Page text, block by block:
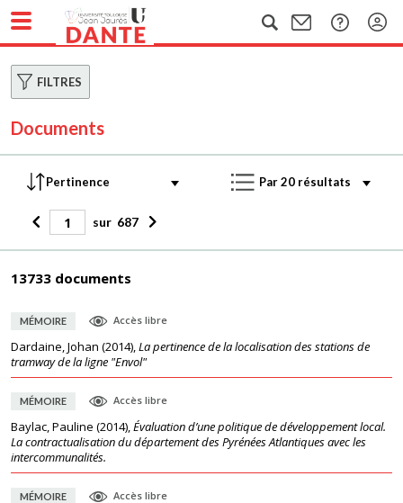
FILTRES
Documents
sur 687
13733 documents
MÉMOIRE Accès libre
Dardaine, Johan (2014),La pertinence de la localisation des stations de
tramway de la ligne "Envol"
MÉMOIRE Accès libre
Baylac, Pauline (2014),Évaluation d’une politique de développement local.
La contractualisation du département des Pyrénées Atlantiques avec les
intercommunalités.
MÉMOIRE Accès libre